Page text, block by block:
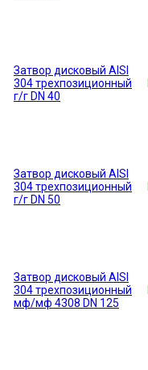
Затвор дисковый AISI
304 трехпозиционный
г/г DN 40
Затвор дисковый AISI
304 трехпозиционный
г/г DN 50
Затвор дисковый AISI
304 трехпозиционный
мф/мф 4308 DN 125